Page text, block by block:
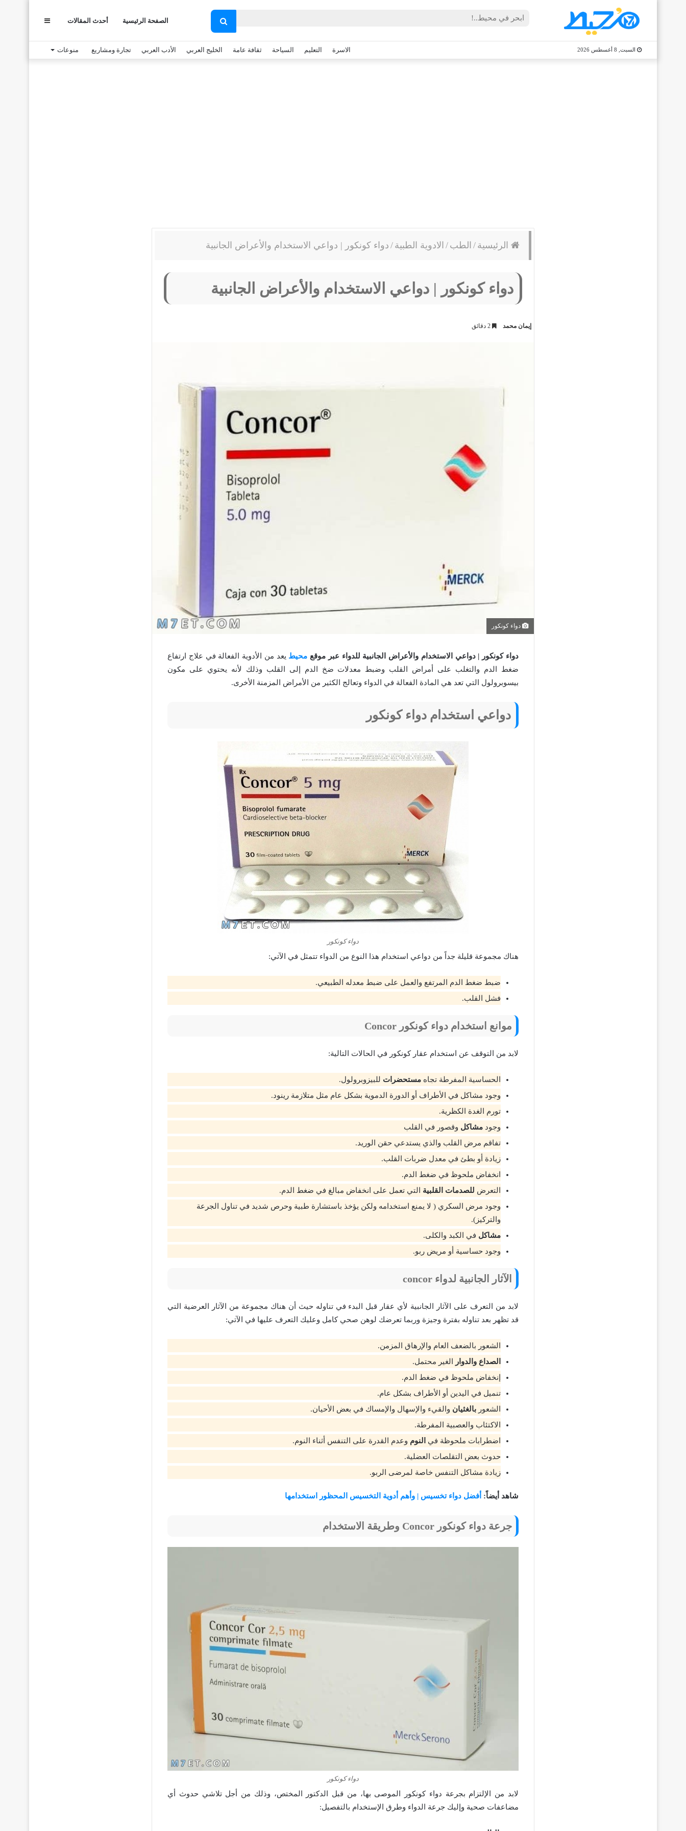
بحث
عن
الصفحة الرئيسية أحدث المقالات
السبت, 8 أغسطس 2026 الاسرة التعليم السياحة ثقافة عامة الخليج العربي الأدب العربي تجارة ومشاريع منوعات
الرئيسية / الطب / الادوية الطبية / دواء كونكور | دواعي الاستخدام والأعراض الجانبية
دواء كونكور | دواعي الاستخدام والأعراض الجانبية
إيمان محمد
دواء كونكور
دواء كونكور | دواعي الاستخدام والأعراض الجانبية للدواء عبر موقع محيط يعد من الأدوية الفعالة في علاج ارتفاع
ضغط الدم والتغلب على أمراض القلب وضبط معدلات ضخ الدم إلى القلب وذلك لأنه يحتوي على مكون
بيسوبرولول التي تعد هي المادة الفعالة في الدواء وتعالج الكثير من الأمراض المزمنة الأخرى.
دواعي استخدام دواء كونكور
دواء كونكور
هناك مجموعة قليلة جداً من دواعي استخدام هذا النوع من الدواء تتمثل في الآتي:
ضبط ضغط الدم المرتفع والعمل على ضبط معدله الطبيعي.
فشل القلب.
موانع استخدام دواء كونكور Concor
لابد من التوقف عن استخدام عقار كونكور في الحالات التالية:
الحساسية المفرطة تجاه مستحضرات للبيزوبرولول.
وجود مشاكل في الأطراف أو الدورة الدموية بشكل عام مثل متلازمة رينود.
تورم الغدة الكظرية.
وجود مشاكل وقصور في القلب
تفاقم مرض القلب والذي يستدعي حقن الوريد.
زيادة أو بطئ في معدل ضربات القلب.
انخفاض ملحوظ في ضغط الدم.
التعرض للصدمات القلبية التي تعمل على انخفاض مبالغ في ضغط الدم.
وجود مرض السكري ( لا يمنع استخدامه ولكن يؤخذ باستشارة طبية وحرص شديد في تناول الجرعة
والتركيز).
مشاكل في الكبد والكلى.
وجود حساسية أو مريض ربو.
الآثار الجانبية لدواء concor
لابد من التعرف على الآثار الجانبية لأي عقار قبل البدء في تناوله حيث أن هناك مجموعة من الآثار العرضية التي
قد تظهر بعد تناوله بفترة وجيزة وربما تعرضك لوهن صحي كامل وعليك التعرف عليها في الآتي:
الشعور بالضعف العام والإرهاق المزمن.
الصداع والدوار
الغير محتمل.
إنخفاض ملحوظ في ضغط الدم.
تنميل في اليدين أو الأطراف بشكل عام.
الشعور بالغثيان والقيء والإسهال والإمساك في بعض الأحيان.
الاكتئاب والعصبية المفرطة.
اضطرابات ملحوظة في
النوم وعدم القدرة على التنفس أثناء النوم.
حدوث بعض التقلصات العضلية.
زيادة مشاكل التنفس خاصة لمرضى الربو.
شاهد أيضاً: أفضل دواء تخسيس | وأهم أدوية التخسيس المحظور استخدامها
جرعة دواء كونكور Concor وطريقة الاستخدام
دواء كونكور
لابد من الإلتزام بجرعة دواء كونكور الموصى بها، من قبل الدكتور المختص، وذلك من أجل تلاشي حدوث أي
مضاعفات صحية وإليك جرعة الدواء وطرق الإستخدام بالتفصيل: